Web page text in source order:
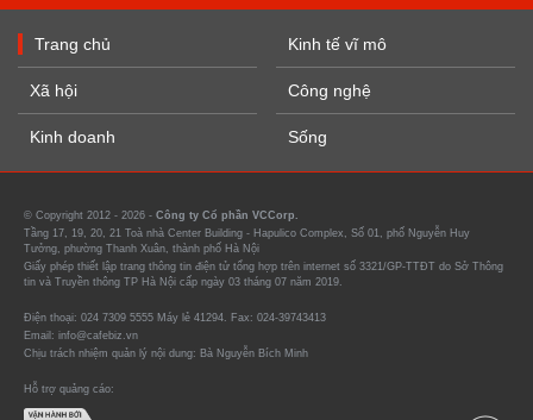
Trang chủ
Xã hội
Kinh doanh
Kinh tế vĩ mô
Công nghệ
Sống
© Copyright 2012 - 2026 - Công ty Cổ phần VCCorp.
Tầng 17, 19, 20, 21 Toà nhà Center Building - Hapulico Complex, Số 01, phố Nguyễn Huy
Tưởng, phường Thanh Xuân, thành phố Hà Nội
Giấy phép thiết lập trang thông tin điện tử tổng hợp trên internet số 3321/GP-TTĐT do Sở Thông
tin và Truyền thông TP Hà Nội cấp ngày 03 tháng 07 năm 2019.
Điện thoại: 024 7309 5555 Máy lẻ 41294. Fax: 024-39743413
Email: info@cafebiz.vn
Chịu trách nhiệm quản lý nội dung: Bà Nguyễn Bích Minh
Hỗ trợ quảng cáo: